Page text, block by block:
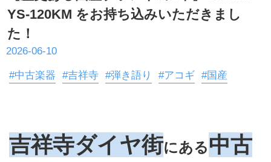
YS-120KM をお持ち込みいただきまし
た！
2026-06-10
#中古楽器 #吉祥寺 #弾き語り #アコギ #国産
吉祥寺ダイヤ街にある中古